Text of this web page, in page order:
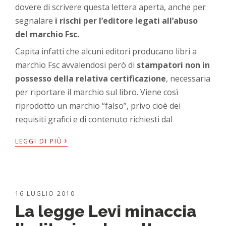
dovere di scrivere questa lettera aperta, anche per
segnalare i rischi per l’editore legati all’abuso
del marchio Fsc.
Capita infatti che alcuni editori producano libri a
marchio Fsc avvalendosi però di stampatori non in
possesso della relativa certificazione, necessaria
per riportare il marchio sul libro. Viene così
riprodotto un marchio “falso”, privo cioè dei
requisiti grafici e di contenuto richiesti dal
LEGGI DI PIÙ ›
16 LUGLIO 2010
La legge Levi minaccia